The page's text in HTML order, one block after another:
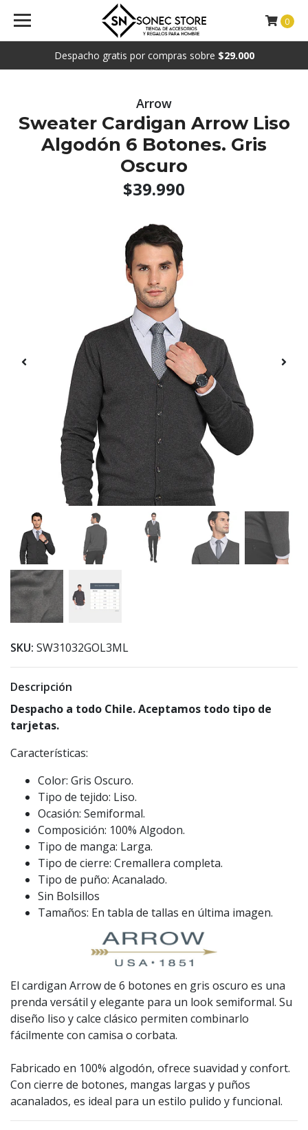
Despacho gratis por compras sobre $29.000
0
Arrow
Sweater Cardigan Arrow Liso
Algodón 6 Botones. Gris
Oscuro
$39.990
SKU: SW31032GOL3ML
Descripción
Despacho a todo Chile. Aceptamos todo tipo de
tarjetas.
Características:
Color: Gris Oscuro.
Tipo de tejido: Liso.
Ocasión: Semiformal.
Composición: 100% Algodon.
Tipo de manga: Larga.
Tipo de cierre: Cremallera completa.
Tipo de puño: Acanalado.
Sin Bolsillos
Tamaños: En tabla de tallas en última imagen.
El cardigan Arrow de 6 botones en gris oscuro es una
prenda versátil y elegante para un look semiformal. Su
diseño liso y calce clásico permiten combinarlo
fácilmente con camisa o corbata.
Fabricado en 100% algodón, ofrece suavidad y confort.
Con cierre de botones, mangas largas y puños
acanalados, es ideal para un estilo pulido y funcional.